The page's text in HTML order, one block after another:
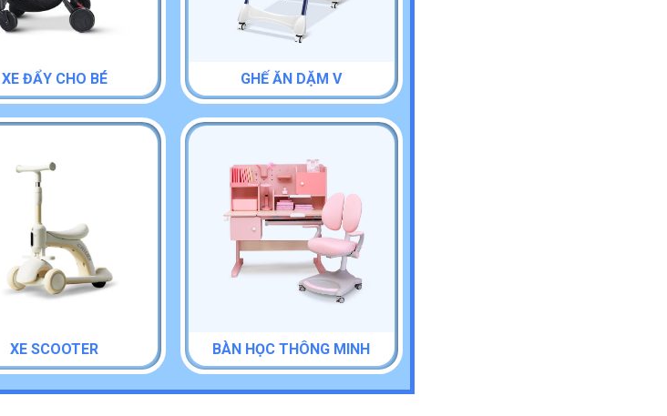
XE ĐẨY CHO BÉ GHẾ ĂN DẶM V
XE SCOOTER BÀN HỌC THÔNG MINH